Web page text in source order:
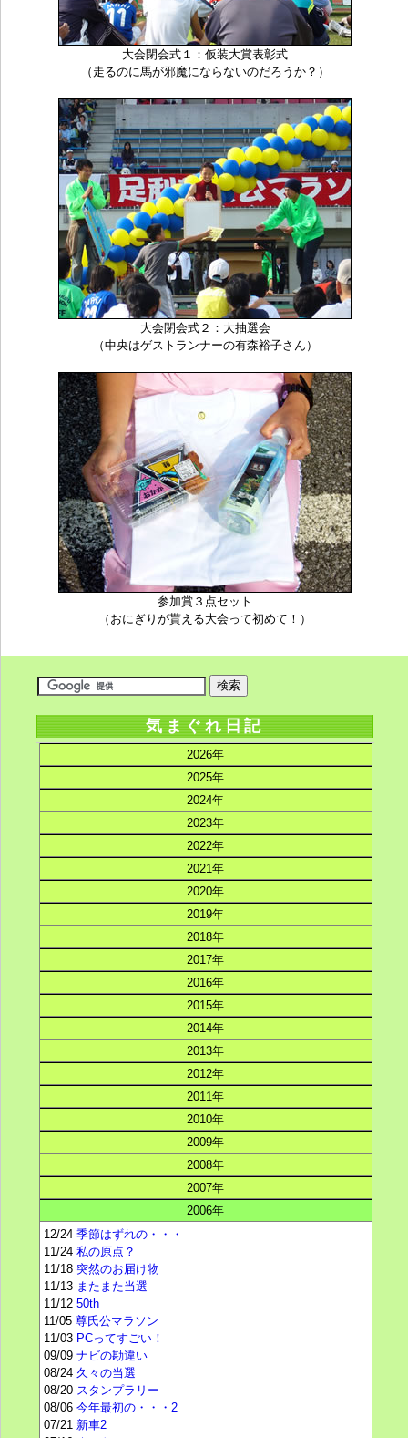
大会閉会式１：仮装大賞表彰式
（走るのに馬が邪魔にならないのだろうか？）
大会閉会式２：大抽選会
（中央はゲストランナーの有森裕子さん）
参加賞３点セット
（おにぎりが貰える大会って初めて！）
気まぐれ日記